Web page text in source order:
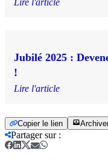
Jubilé 2025 :
!
Lire l'article
Copier le lien
Partager sur: